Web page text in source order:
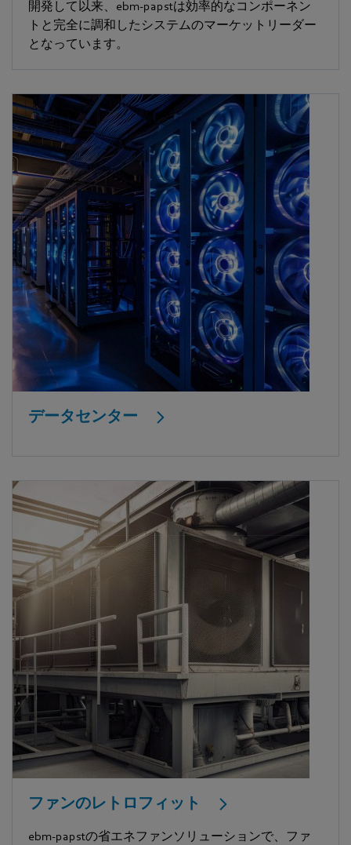
開発して以来、ebm-papstは効率的なコンポーネン
トと完全に調和したシステムのマーケットリーダー
となっています。
データセンター
ファンのレトロフィット
ebm-papstの省エネファンソリューションで、ファ